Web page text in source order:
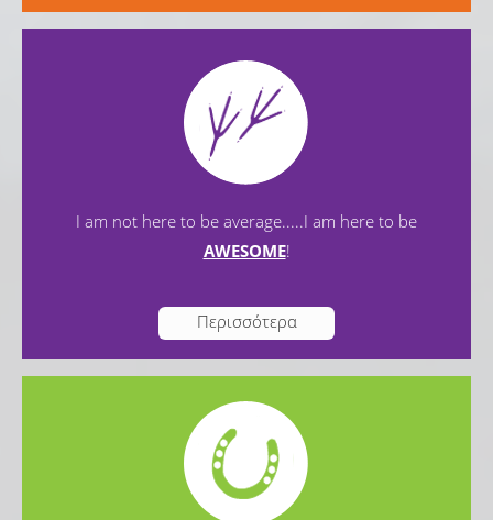
I am not here to be average.....I am here to be
AWESOME!
Περισσότερα